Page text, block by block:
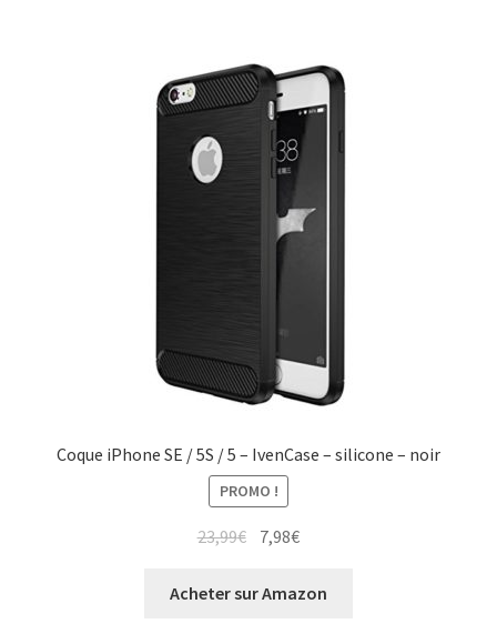
Coque iPhone SE / 5S / 5 – IvenCase – silicone – noir
PROMO !
23,99€ 7,98€
Acheter sur Amazon